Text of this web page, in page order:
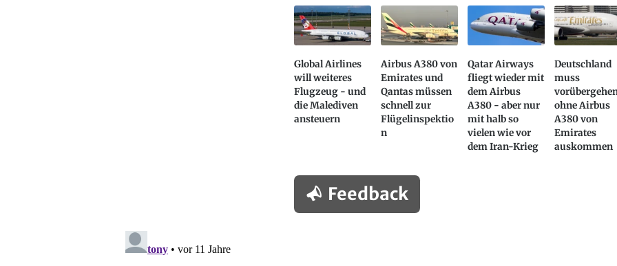
Global Airlines
will weiteres
Flugzeug - und
die Malediven
ansteuern
Airbus A380 von
Emirates und
Qantas müssen
schnell zur
Flügelinspektio
n
Qatar Airways
fliegt wieder mit
dem Airbus
A380 - aber nur
mit halb so
vielen wie vor
dem Iran-Krieg
Deutschland
muss
ohne Airbus
A380 von
Emirates
auskommen
Feedback